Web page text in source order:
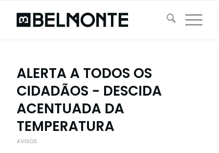
ALERTA A TODOS OS
CIDADÃOS - DESCIDA
ACENTUADA DA
TEMPERATURA
AVISOS